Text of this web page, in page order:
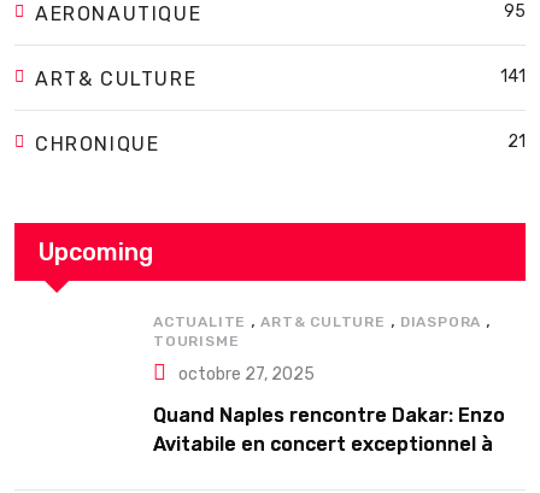
AERONAUTIQUE 95
ART& CULTURE 141
CHRONIQUE 21
Upcoming
ACTUALITE ,ART& CULTURE , DIASPORA ,
TOURISME
octobre 27, 2025
Quand Naples rencontre Dakar: Enzo
Avitabile en concert exceptionnel à